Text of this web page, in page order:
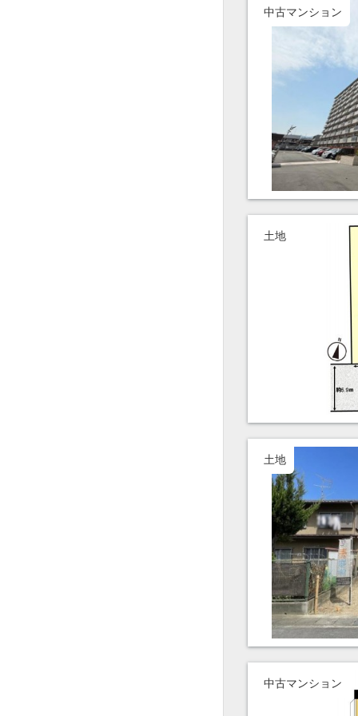
中古マンション
土地
土地
中古マンション